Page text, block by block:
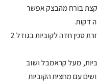
קצת בורח מהבצק אפשר
דקות.
– חותכים את שכבת הבצק עם המילוי בעזרת סכין חדה לקוביות בגודל 2
מעל קראמבל ושוב
עם מחצית הקוביות